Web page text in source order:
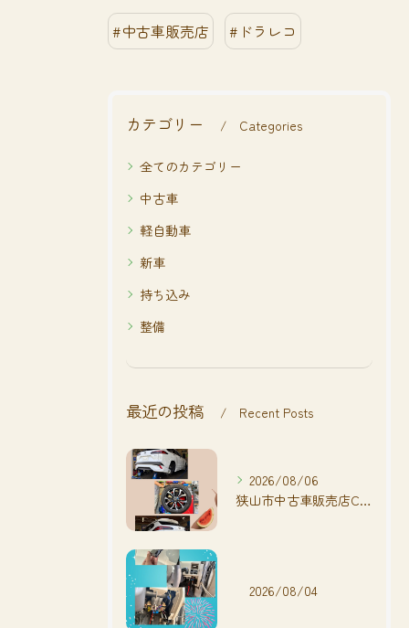
#中古車販売店 #ドラレコ
カテゴリー Categories
全てのカテゴリー
中古車
軽自動車
新車
持ち込み
整備
最近の投稿 Recent Posts
2026/08/06
狭山市中古車販売店CarShop FACT.🚗
2026/08/04